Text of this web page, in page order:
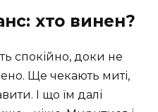
хто винен?
спокійно, доки не
Ще чекають миті,
І що їм далі